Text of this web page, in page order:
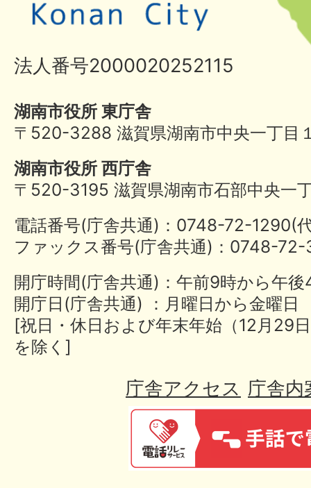
法人番号2000020252115
湖南市役所 東庁舎
〒520-3288 滋賀県湖南市中央一丁目
湖南市役所 西庁舎
〒520-3195 滋賀県湖南市石部中央一
電話番号(庁舎共通)：0748-72-
ファックス番号(庁舎共通)：0748-
開庁時間(庁舎共通)：午前9時から午
開庁日(庁舎共通) ：月曜日から金曜日
[祝日・休日および年末年始（12月29
を除く]
庁舎アクセス 庁舎内